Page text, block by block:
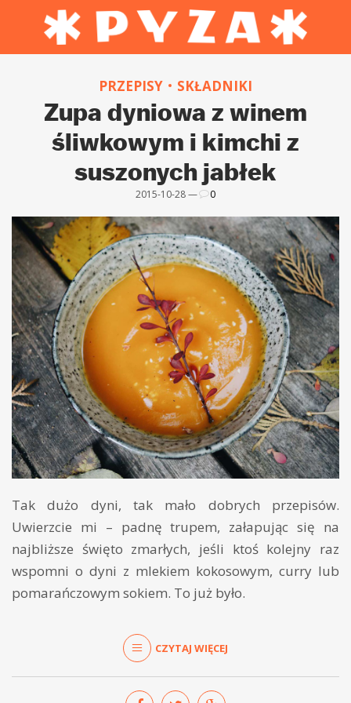
PRZEPISY SKŁADNIKI
Zupa dyniowa z winem
śliwkowym i kimchi z
suszonych jabłek
2015-10-28 — 0
Tak dużo dyni, tak mało dobrych przepisów.
Uwierzcie mi – padnę trupem, załapując się na
najbliższe święto zmarłych, jeśli ktoś kolejny raz
wspomni o dyni z mlekiem kokosowym, curry lub
pomarańczowym sokiem. To już było.
CZYTAJ WIĘCEJ